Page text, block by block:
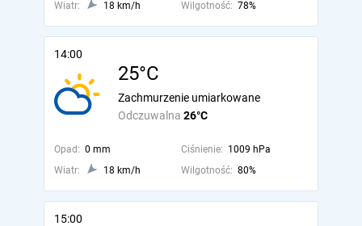
Wiatr:
18 km/h Wilgotność: 78%
14:00
25°C
Odczuwalna 26°C
Zachmurzenie umiarkowane
Opad: 0 mm Ciśnienie: 1009 hPa
Wiatr:
18 km/h Wilgotność: 80%
15:00